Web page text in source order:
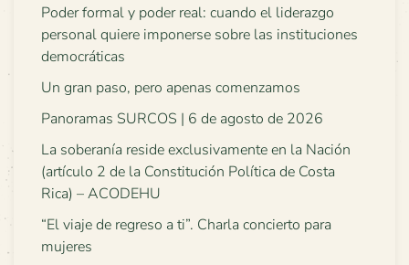
Poder formal y poder real: cuando el liderazgo
personal quiere imponerse sobre las instituciones
democráticas
Un gran paso, pero apenas comenzamos
Panoramas SURCOS | 6 de agosto de 2026
La soberanía reside exclusivamente en la Nación
(artículo 2 de la Constitución Política de Costa
Rica) – ACODEHU
“El viaje de regreso a ti”. Charla concierto para
mujeres